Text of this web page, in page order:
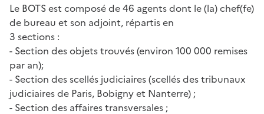
Le BOTS est composé de 46 agents dont le (la) chef(fe)
de bureau et son adjoint, répartis en
3 sections :
- Section des objets trouvés (environ 100 000 remises
par an);
- Section des scellés judiciaires (scellés des tribunaux
judiciaires de Paris, Bobigny et Nanterre) ;
- Section des affaires transversales ;